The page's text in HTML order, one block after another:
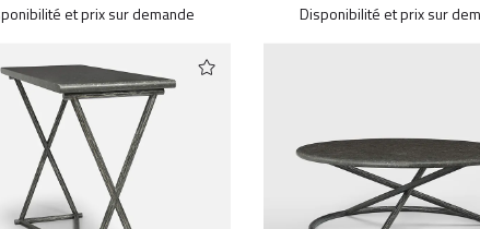
et prix sur demande Disponibilité et prix sur